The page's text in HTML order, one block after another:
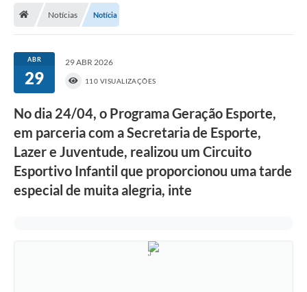
Notícias Notícia
ABR
29
29 ABR 2026
110 VISUALIZAÇÕES
No dia 24/04, o Programa Geração Esporte,
em parceria com a Secretaria de Esporte,
Lazer e Juventude, realizou um Circuito
Esportivo Infantil que proporcionou uma tarde
especial de muita alegria, inte